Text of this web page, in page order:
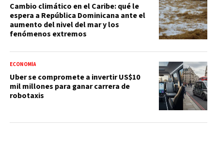
Cambio climático en el Caribe: qué le
espera a República Dominicana ante el
aumento del nivel del mar y los
fenómenos extremos
ECONOMÍA
Uber se compromete a invertir US$10
mil millones para ganar carrera de
robotaxis